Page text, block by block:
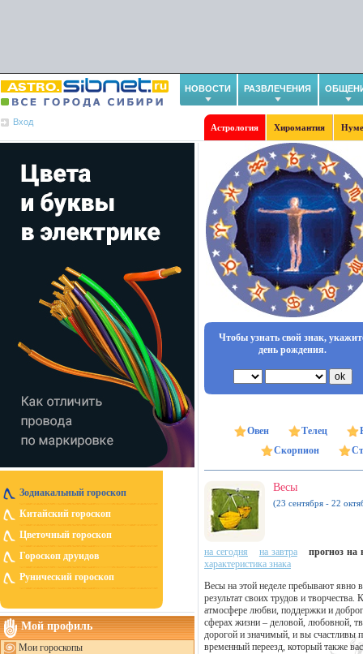
НОВОСТИ РАЗВЛЕЧЕНИЯ
Вход
Астрология Хиромантия
Зодиакальный гороскоп
Китайский гороскоп
Цветочный гороскоп
Гороскоп друидов
Рунический гороскоп
Мой профиль
Мои гороскопы
Чтобы узнать свой знак,
день рождения.
Овен Телец
Скорпион
Весы
(23 сентября - 22
на сегодня на завтра
прогноз на
характеристика знака
Весы на этой неделе пребывают явно
результат своих трудов и
атмосфере любви, поддержки и
сферах жизни – деловой, любовной,
дорогой и значимый, и вы счастливы
временный переезд, который также